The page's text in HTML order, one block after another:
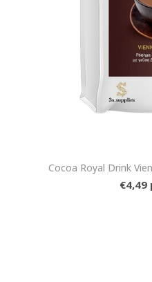
Cocoa Royal Drink